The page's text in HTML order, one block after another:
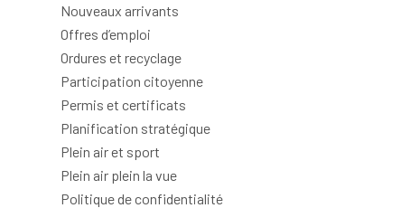
Nouveaux arrivants
Offres d’emploi
Ordures et recyclage
Participation citoyenne
Permis et certificats
Planification stratégique
Plein air et sport
Plein air plein la vue
Politique de confidentialité